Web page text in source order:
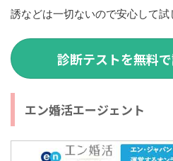
誘などは一切ないので安心して試
診断テストを無料
エン婚活エージェント